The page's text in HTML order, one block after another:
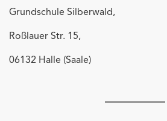
Grundschule Silberwald,
Roßlauer Str. 15,
06132 Halle (Saale)